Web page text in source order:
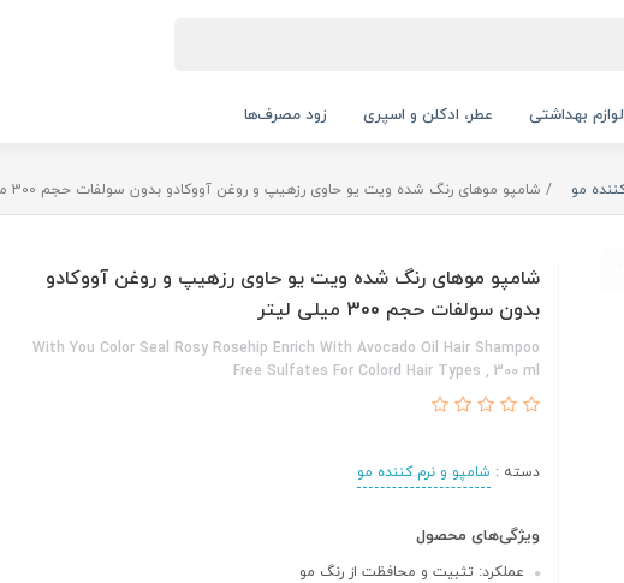
لوازم بهداشتی عطر، ادکلن و اسپری زود مصرف‌ها
مو شامپو موهای رنگ شده ویت یو حاوی رزهیپ و روغن آووکادو بدون سولفات حجم 300 میلی لیتر
شامپو موهای رنگ شده ویت یو حاوی رزهیپ و روغن آووکادو
بدون سولفات حجم 300 میلی لیتر
With You Color Seal Rosy Rosehip Enrich With Avocado Oil Hair Shampoo
Free Sulfates For Colord Hair Types , 300 ml
دسته : شامپو و نرم کننده مو
ویژگی‌های محصول
عملکرد: تثبیت و محافظت از رنگ مو